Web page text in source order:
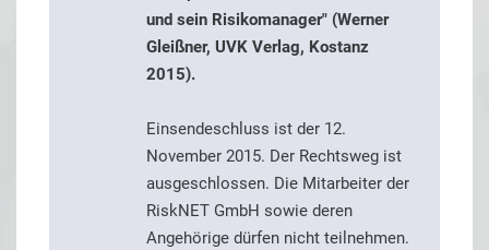
und sein Risikomanager" (Werner
Gleißner, UVK Verlag, Kostanz
2015).
Einsendeschluss ist der 12.
November 2015. Der Rechtsweg ist
ausgeschlossen. Die Mitarbeiter der
RiskNET GmbH sowie deren
Angehörige dürfen nicht teilnehmen.